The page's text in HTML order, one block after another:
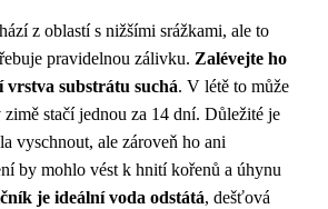
z oblastí s nižšími srážkami, ale to
pravidelnou zálivku. Zalévejte ho
substrátu suchá. V létě to může
stačí jednou za 14 dní. Důležité je
vyschnout, ale zároveň ho ani
by mohlo vést k hnití kořenů a úhynu
je ideální voda odstátá, dešťová